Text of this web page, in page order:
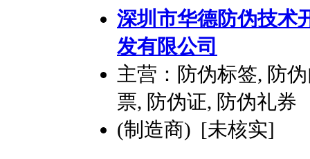
深圳市华德防伪技术
发有限公司
主营：防伪标签, 防
票, 防伪证, 防伪礼券
(制造商) [未核实]